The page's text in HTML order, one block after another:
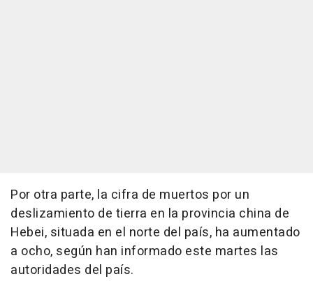
Por otra parte, la cifra de muertos por un
deslizamiento de tierra en la provincia china de
Hebei, situada en el norte del país, ha aumentado
a ocho, según han informado este martes las
autoridades del país.